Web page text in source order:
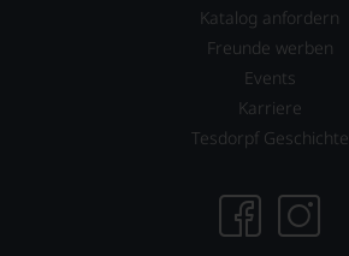
Katalog anfordern
Freunde werben
Events
Karriere
Tesdorpf Geschichte